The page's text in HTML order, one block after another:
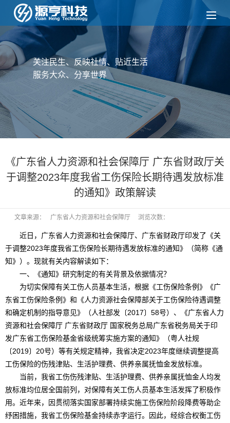
关注民生、反映社情、贴近生活
服务大众、分享世界
《广东省人力资源和社会保障厅 广东省财政厅关
于调整2023年度我省工伤保险长期待遇发放标准
的通知》政策解读
文章来源： 广东省人力资源和社会保障厅 浏览次数：
近日，广东省人力资源和社会保障厅、广东省财政厅印发了《关
于调整2023年度我省工伤保险长期待遇发放标准的通知》（简称《通
知》）。现就有关内容解读如下：
一、《通知》研究制定的有关背景及依据情况？
为切实保障有关工伤人员基本生活，根据《工伤保险条例》《广
东省工伤保险条例》和《人力资源社会保障部关于工伤保险待遇调整
和确定机制的指导意见》（人社部发〔2017〕58号）、《广东省人力
资源和社会保障厅 广东省财政厅 国家税务总局广东省税务局关于印
发广东省工伤保险基金省级统筹实施方案的通知》（粤人社规
〔2019〕20号）等有关规定精神，我省决定2023年度继续调整提高
工伤保险的伤残津贴、生活护理费、供养亲属抚恤金发放标准。
当前，我省工伤伤残津贴、生活护理费、供养亲属抚恤金人均发
放标准均位居全国前列，对保障有关工伤人员基本生活发挥了积极作
用。近年来，因贯彻落实国家部署持续实施工伤保险阶段降费等助企
纾困措施，我省工伤保险基金持续赤字运行。因此，经综合权衡工伤